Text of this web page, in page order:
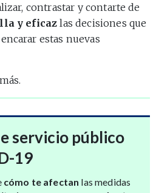
contrastar y contarte de
y eficaz las decisiones que
estas nuevas
servicio público
19
cómo te afectan las medidas